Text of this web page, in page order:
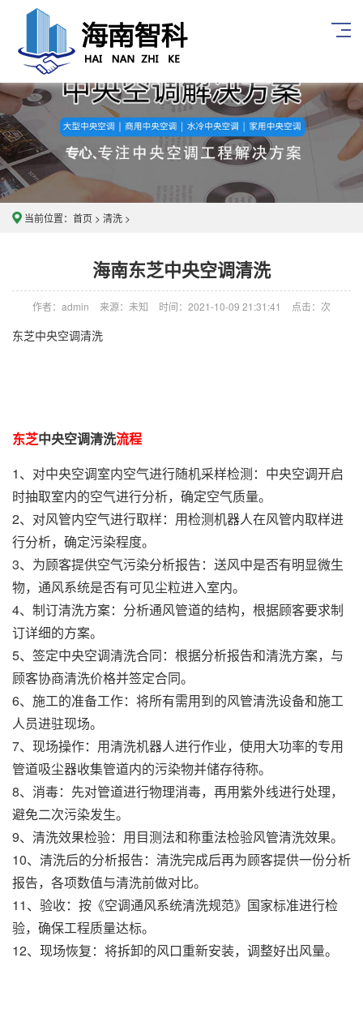
当前位置： 首页 > 清洗 >
海南东芝中央空调清洗
作者：admin 来源：未知 时间：2021-10-09 21:31:41 点击： 次
东芝中央空调清洗
东芝中央空调清洗流程
1、对中央空调室内空气进行随机采样检测：中央空调开启
时抽取室内的空气进行分析，确定空气质量。
2、对风管内空气进行取样：用检测机器人在风管内取样进
行分析，确定污染程度。
3、为顾客提供空气污染分析报告：送风中是否有明显微生
物，通风系统是否有可见尘粒进入室内。
4、制订清洗方案：分析通风管道的结构，根据顾客要求制
订详细的方案。
5、签定中央空调清洗合同：根据分析报告和清洗方案，与
顾客协商清洗价格并签定合同。
6、施工的准备工作：将所有需用到的风管清洗设备和施工
人员进驻现场。
7、现场操作：用清洗机器人进行作业，使用大功率的专用
管道吸尘器收集管道内的污染物并储存待称。
8、消毒：先对管道进行物理消毒，再用紫外线进行处理，
避免二次污染发生。
9、清洗效果检验：用目测法和称重法检验风管清洗效果。
10、清洗后的分析报告：清洗完成后再为顾客提供一份分析
报告，各项数值与清洗前做对比。
11、验收：按《空调通风系统清洗规范》国家标准进行检
验，确保工程质量达标。
12、现场恢复：将拆卸的风口重新安装，调整好出风量。